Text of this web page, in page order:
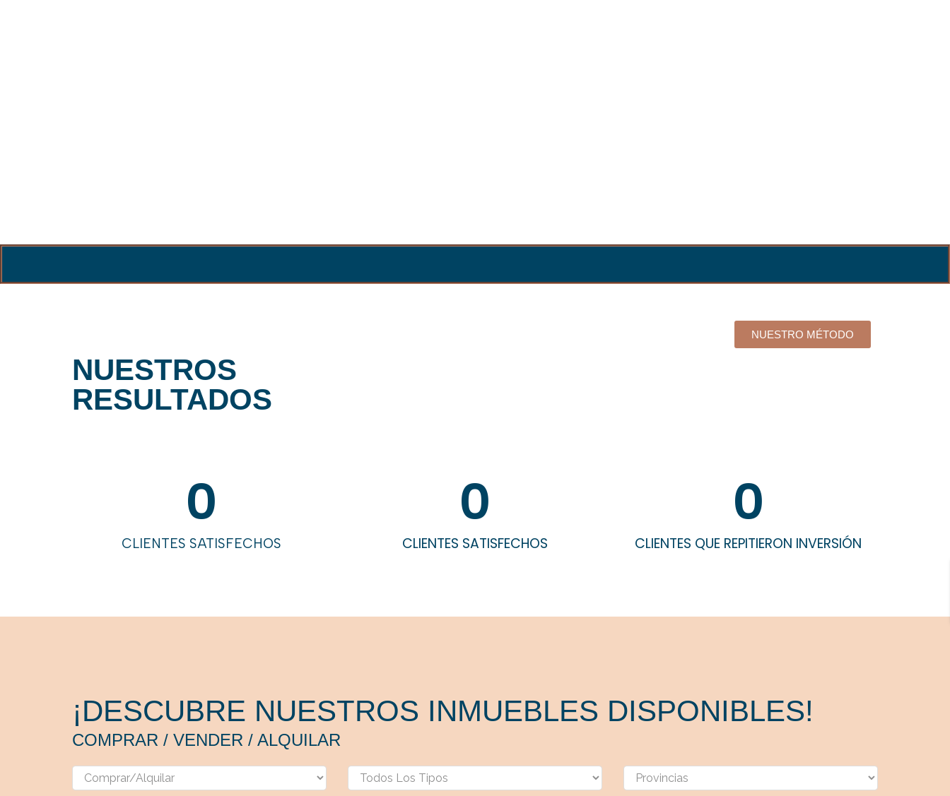
NUESTRO MÉTODO
NUESTROS
RESULTADOS
CLIENTES SATISFECHOS
0
CLIENTES SATISFECHOS
0
CLIENTES QUE REPITIERON INVERSIÓN
0
¡DESCUBRE NUESTROS INMUEBLES DISPONIBLES!
COMPRAR / VENDER / ALQUILAR